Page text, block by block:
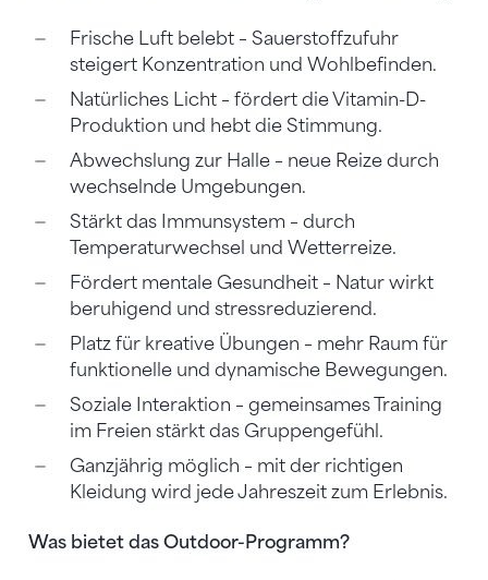
Frische Luft belebt – Sauerstoffzufuhr
steigert Konzentration und Wohlbefinden.
Natürliches Licht – fördert die Vitamin-D-
Produktion und hebt die Stimmung.
Abwechslung zur Halle – neue Reize durch
wechselnde Umgebungen.
Stärkt das Immunsystem – durch
Temperaturwechsel und Wetterreize.
Fördert mentale Gesundheit – Natur wirkt
beruhigend und stressreduzierend.
Platz für kreative Übungen – mehr Raum für
funktionelle und dynamische Bewegungen.
Soziale Interaktion – gemeinsames Training
im Freien stärkt das Gruppengefühl.
Ganzjährig möglich – mit der richtigen
Kleidung wird jede Jahreszeit zum Erlebnis.
Was bietet das Outdoor-Programm?